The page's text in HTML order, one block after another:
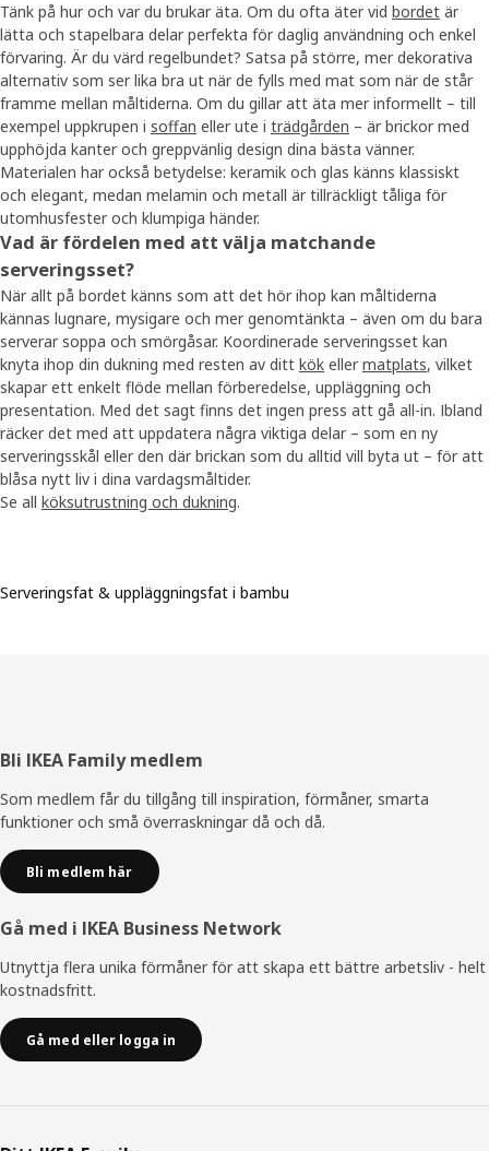
Tänk på hur och var du brukar äta. Om du ofta äter vid bordet är
lätta och stapelbara delar perfekta för daglig användning och enkel
förvaring. Är du värd regelbundet? Satsa på större, mer dekorativa
alternativ som ser lika bra ut när de fylls med mat som när de står
framme mellan måltiderna. Om du gillar att äta mer informellt – till
exempel uppkrupen i soffan eller ute i trädgården – är brickor med
upphöjda kanter och greppvänlig design dina bästa vänner.
Materialen har också betydelse: keramik och glas känns klassiskt
och elegant, medan melamin och metall är tillräckligt tåliga för
utomhusfester och klumpiga händer.
Vad är fördelen med att välja matchande
serveringsset?
När allt på bordet känns som att det hör ihop kan måltiderna
kännas lugnare, mysigare och mer genomtänkta – även om du bara
serverar soppa och smörgåsar. Koordinerade serveringsset kan
knyta ihop din dukning med resten av ditt kök eller matplats, vilket
skapar ett enkelt flöde mellan förberedelse, uppläggning och
presentation. Med det sagt finns det ingen press att gå all-in. Ibland
räcker det med att uppdatera några viktiga delar – som en ny
serveringsskål eller den där brickan som du alltid vill byta ut – för att
blåsa nytt liv i dina vardagsmåltider.
Se all köksutrustning och dukning.
Serveringsfat & uppläggningsfat i bambu
Sidfot
Bli IKEA Family medlem
Som medlem får du tillgång till inspiration, förmåner, smarta
funktioner och små överraskningar då och då.
Bli medlem här
Gå med i IKEA Business Network
Utnyttja flera unika förmåner för att skapa ett bättre arbetsliv - helt
kostnadsfritt.
Gå med eller logga in